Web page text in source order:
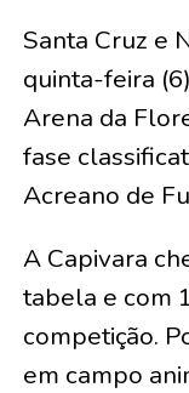
Santa Cruz e
quinta-feira
Arena da
fase
Acreano de
A Capivara
tabela e com
competição.
em campo